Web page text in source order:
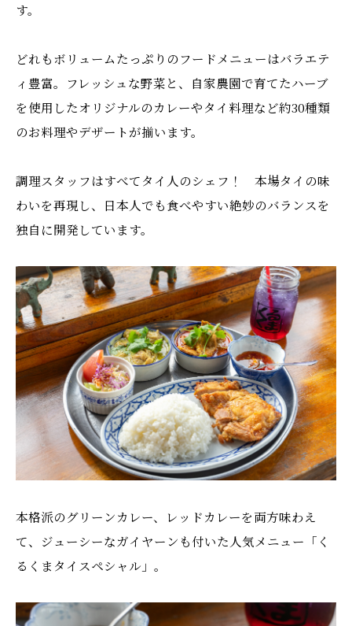
す。
どれもボリュームたっぷりのフードメニューはバラエテ
ィ豊富。フレッシュな野菜と、自家農園で育てたハーブ
を使用したオリジナルのカレーやタイ料理など約30種類
のお料理やデザートが揃います。
調理スタッフはすべてタイ人のシェフ！ 本場タイの味
わいを再現し、日本人でも食べやすい絶妙のバランスを
独自に開発しています。
本格派のグリーンカレー、レッドカレーを両方味わえ
て、ジューシーなガイヤーンも付いた人気メニュー「く
るくまタイスペシャル」。